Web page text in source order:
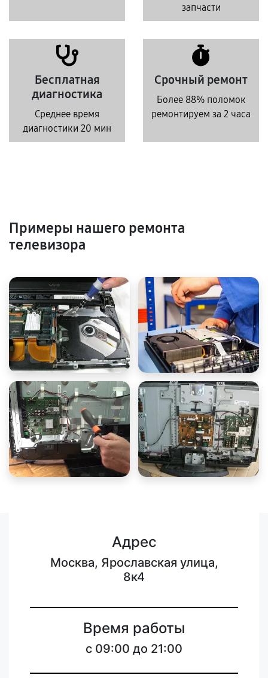
запчасти
Бесплатная
диагностика
Среднее время
диагностики 20 мин
Срочный ремонт
Более 88% поломок
ремонтируем за 2 часа
Примеры нашего ремонта
телевизора
Адрес
Москва, Ярославская улица,
8к4
Время работы
c 09:00 до 21:00